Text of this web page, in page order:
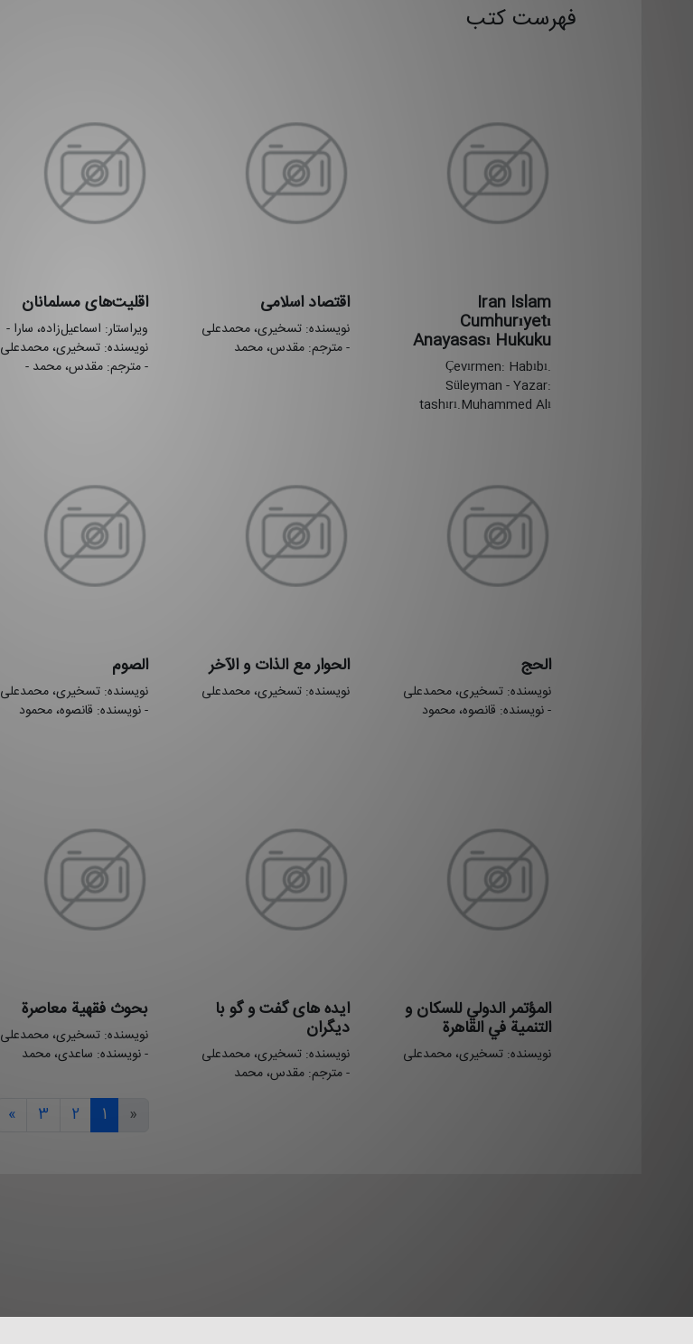
فهرست کتب
Iran Islam
Cumhurıyetı
Anayasası Hukuku
Çevırmen: Habıbı.
Süleyman - Yazar:
tashırı.Muhammed Alı
اقتصاد اسلامی
نویسنده: تسخیری، محمدعلی
- مترجم: مقدس، محمد
اقلیت‌های مسلمانان
ویراستار: اسماعیل‌زاده، سارا -
نویسنده: تسخیری، محمدعلی
- مترجم: مقدس، محمد -
الحج
نویسنده: تسخیری، محمدعلی
- نویسنده: قانصوه، محمود
الحوار مع الذات و الآخر
نویسنده: تسخیری، محمدعلی
الصوم
نویسنده: تسخیری، محمدعلی
- نویسنده: قانصوه، محمود
المؤتمر الدولي للسکان و
التنمیة في القاهرة
نویسنده: تسخیری، محمدعلی
ایده های گفت و گو با
دیگران
نویسنده: تسخیری، محمدعلی
- مترجم: مقدس، محمد
بحوث فقهية معاصرة
نویسنده: تسخیری، محمدعلی
- نویسنده: ساعدی، محمد
«
1
2
3
»